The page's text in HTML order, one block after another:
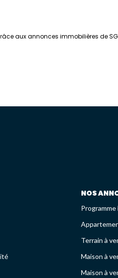
aux annonces immobilières de SG
NOS
Programme
Terrain à
Maison à
Maison à